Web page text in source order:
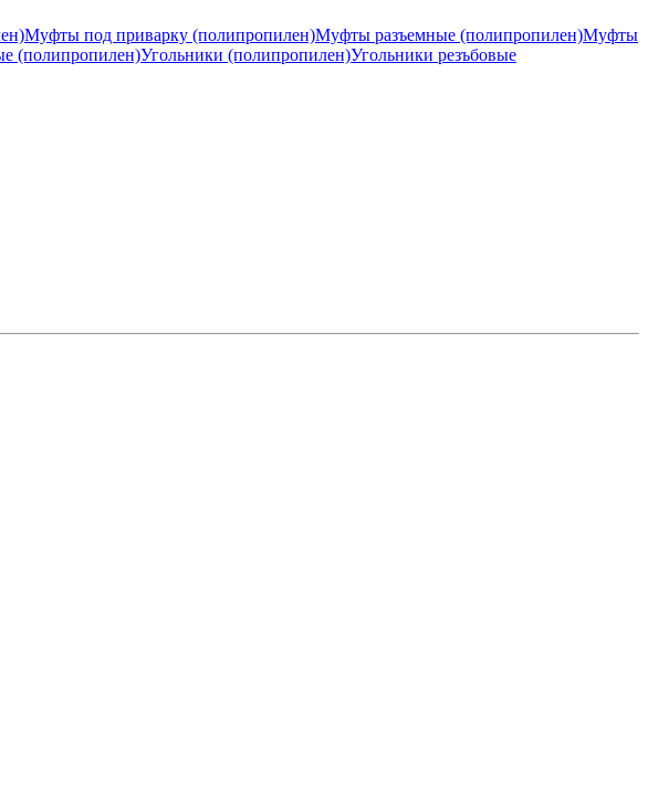
Муфты под приварку (полипропилен)Муфты разъемные (полипропилен)Муфты
(полипропилен)Угольники (полипропилен)Угольники резъбовые